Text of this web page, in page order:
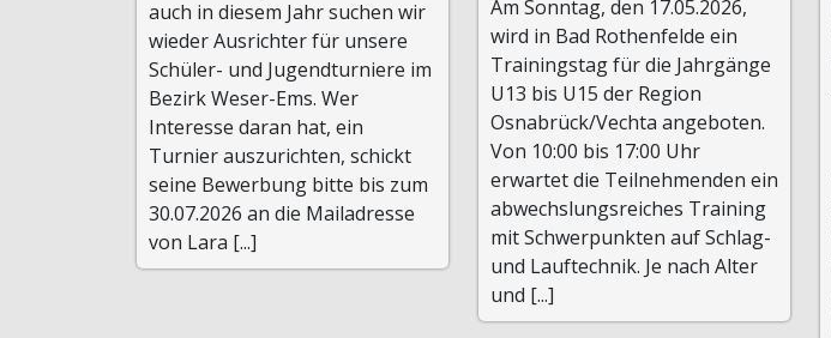
auch in diesem Jahr suchen wir
wieder Ausrichter für unsere
Schüler- und Jugendturniere im
Bezirk Weser-Ems. Wer
Interesse daran hat, ein
Turnier auszurichten, schickt
seine Bewerbung bitte bis zum
30.07.2026 an die Mailadresse
von Lara [...]
Am Sonntag, den 17.05.2026,
wird in Bad Rothenfelde ein
Trainingstag für die Jahrgänge
U13 bis U15 der Region
Osnabrück/Vechta angeboten.
Von 10:00 bis 17:00 Uhr
erwartet die Teilnehmenden ein
abwechslungsreiches Training
mit Schwerpunkten auf Schlag-
und Lauftechnik. Je nach Alter
und [...]